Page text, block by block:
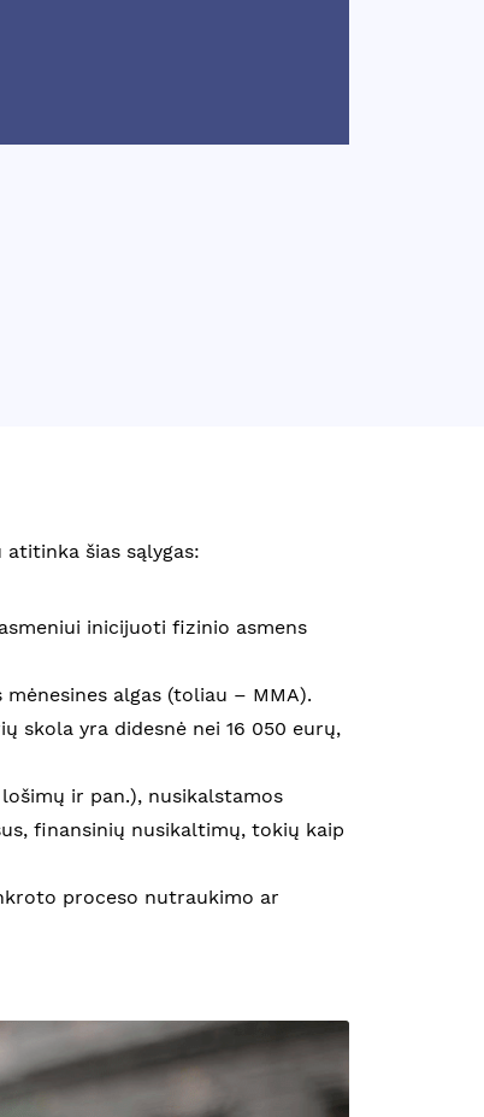
šias sąlygas:
inicijuoti fizinio asmens
algas (toliau – MMA).
skola yra didesnė nei 16 050 eurų,
ir pan.), nusikalstamos
finansinių nusikaltimų, tokių kaip
proceso nutraukimo ar